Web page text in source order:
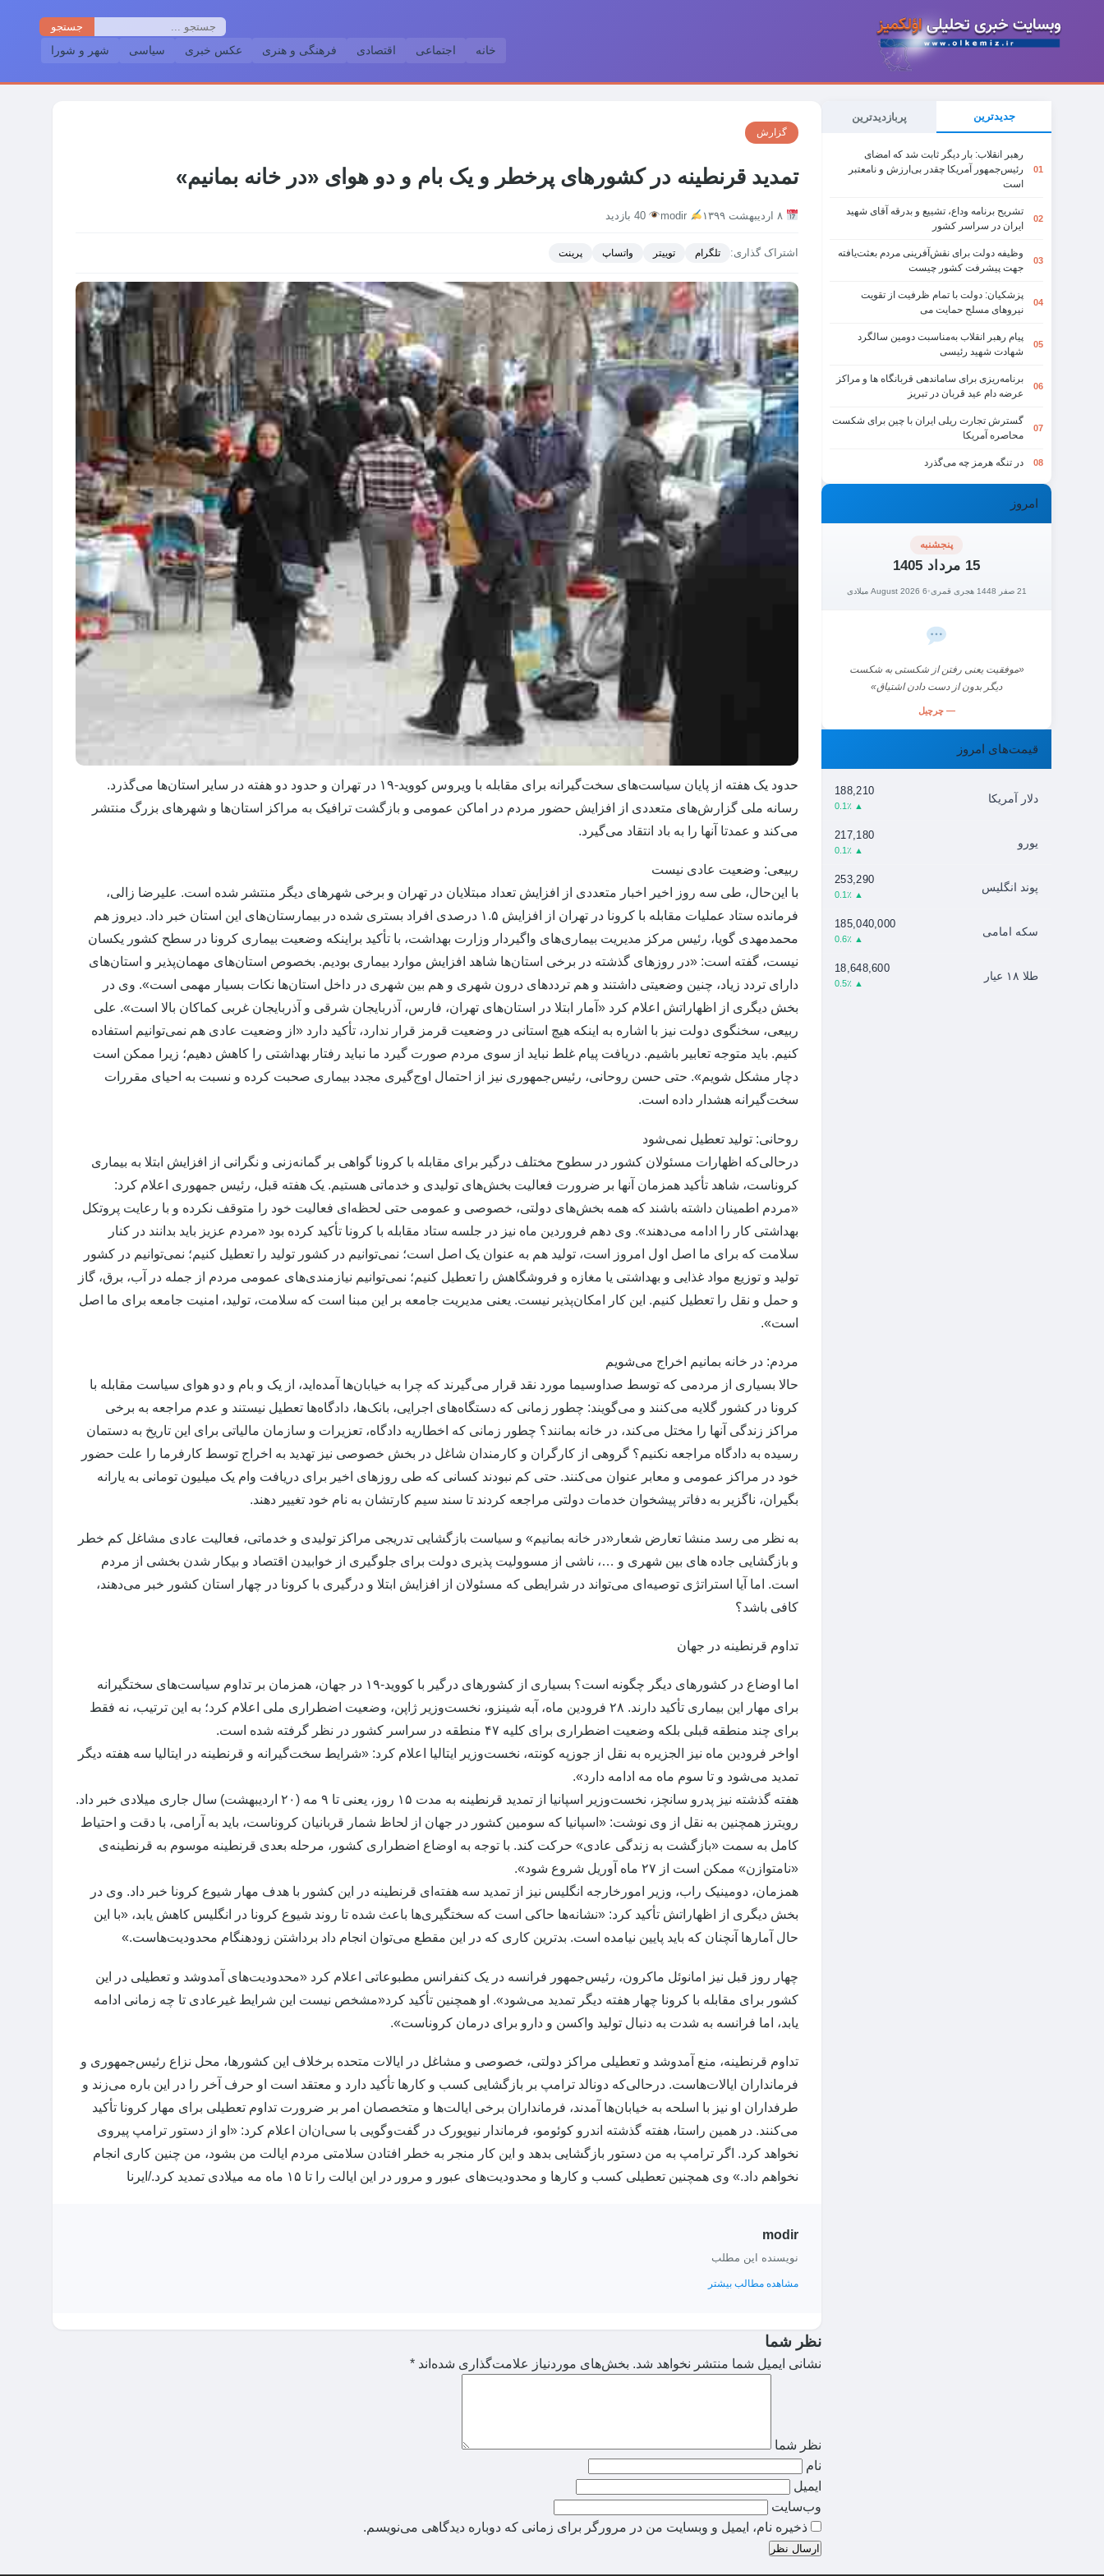
جستجو
خانه اجتماعی اقتصادی فرهنگی و هنری عکس خبری سیاسی شهر و شورا
جدیدترین پربازدیدترین
01
رهبر انقلاب: بار دیگر ثابت شد که امضای
رئیس‌جمهور آمریکا چقدر بی‌ارزش و نامعتبر
است
02
تشریح برنامه وداع، تشییع و بدرقه آقای شهید
ایران در سراسر کشور
03
وظیفه دولت برای نقش‌آفرینی مردم بعثت‌یافته
جهت پیشرفت کشور چیست
04
پزشکیان: دولت با تمام ظرفیت از تقویت
نیروهای مسلح حمایت می
05
پیام رهبر انقلاب به‌مناسبت دومین سالگرد
شهادت شهید رئیسی
06
برنامه‌ریزی برای ساماندهی قربانگاه ها و مراکز
عرضه دام عید قربان در تبریز
07
گسترش تجارت ریلی ایران با چین برای شکست
محاصره آمریکا
08 در تنگه هرمز چه می‌گذرد
امروز
پنجشنبه
15 مرداد 1405
21 صفر 1448 هجری قمری •6 August 2026 میلادی
«موفقیت یعنی رفتن از شکستی به شکست
دیگر بدون از دست دادن اشتیاق»
— چرچیل
قیمت‌های امروز
دلار آمریکا
188,210
▲ 0.1٪
یورو
217,180
▲ 0.1٪
پوند انگلیس
253,290
▲ 0.1٪
سکه امامی
185,040,000
▲ 0.6٪
طلا ۱۸ عیار
18,648,600
▲ 0.5٪
گزارش
تمدید قرنطینه در کشورهای پرخطر و یک بام و دو هوای «در خانه بمانیم»
40 بازدید
اشتراک گذاری: تلگرام توییتر واتساپ پرینت
حدود یک هفته از پایان سیاست‌های سخت‌گیرانه برای مقابله با ویروس کووید-۱۹ در تهران و حدود دو هفته در سایر استان‌ها می‌گذرد.
رسانه ملی گزارش‌های متعددی از افزایش حضور مردم در اماکن عمومی و بازگشت ترافیک به مراکز استان‌ها و شهرهای بزرگ منتشر
می‌کند و عمدتا آنها را به باد انتقاد می‌گیرد.
ربیعی: وضعیت عادی نیست
با این‌حال، طی سه روز اخیر اخبار متعددی از افزایش تعداد مبتلایان در تهران و برخی شهرهای دیگر منتشر شده است. علیرضا زالی،
فرمانده ستاد عملیات مقابله با کرونا در تهران از افزایش ۱.۵ درصدی افراد بستری شده در بیمارستان‌های این استان خبر داد. دیروز هم
محمدمهدی گویا، رئیس مرکز مدیریت بیماری‌های واگیردار وزارت بهداشت، با تأکید براینکه وضعیت بیماری کرونا در سطح کشور یکسان
نیست، گفته است: «در روزهای گذشته در برخی استان‌ها شاهد افزایش موارد بیماری بودیم. بخصوص استان‌های مهمان‌پذیر و استان‌های
دارای تردد زیاد، چنین وضعیتی داشتند و هم ترددهای درون شهری و هم بین شهری در داخل استان‌ها نکات بسیار مهمی است». وی در
بخش دیگری از اظهاراتش اعلام کرد «آمار ابتلا در استان‌های تهران، فارس، آذربایجان شرقی و آذربایجان غربی کماکان بالا است». علی
ربیعی، سخنگوی دولت نیز با اشاره به اینکه هیچ استانی در وضعیت قرمز قرار ندارد، تأکید دارد «از وضعیت عادی هم نمی‌توانیم استفاده
کنیم. باید متوجه تعابیر باشیم. دریافت پیام غلط نباید از سوی مردم صورت گیرد ما نباید رفتار بهداشتی را کاهش دهیم؛ زیرا ممکن است
دچار مشکل شویم». حتی حسن روحانی، رئیس‌جمهوری نیز از احتمال اوج‌گیری مجدد بیماری صحبت کرده و نسبت به احیای مقررات
سخت‌گیرانه هشدار داده است.
روحانی: تولید تعطیل نمی‌شود
درحالی‌که اظهارات مسئولان کشور در سطوح مختلف درگیر برای مقابله با کرونا گواهی بر گمانه‌زنی و نگرانی از افزایش ابتلا به بیماری
کروناست، شاهد تأکید همزمان آنها بر ضرورت فعالیت بخش‌های تولیدی و خدماتی هستیم. یک هفته قبل، رئیس جمهوری اعلام کرد:
«مردم اطمینان داشته باشند که همه بخش‌های دولتی، خصوصی و عمومی حتی لحظه‌ای فعالیت خود را متوقف نکرده و با رعایت پروتکل
بهداشتی کار را ادامه می‌دهند». وی دهم فروردین ماه نیز در جلسه ستاد مقابله با کرونا تأکید کرده بود «مردم عزیز باید بدانند در کنار
سلامت که برای ما اصل اول امروز است، تولید هم به عنوان یک اصل است؛ نمی‌توانیم در کشور تولید را تعطیل کنیم؛ نمی‌توانیم در کشور
تولید و توزیع مواد غذایی و بهداشتی یا مغازه و فروشگاهش را تعطیل کنیم؛ نمی‌توانیم نیازمندی‌های عمومی مردم از جمله در آب، برق، گاز
و حمل و نقل را تعطیل کنیم. این کار امکان‌پذیر نیست. یعنی مدیریت جامعه بر این مبنا است که سلامت، تولید، امنیت جامعه برای ما اصل
است».
مردم: در خانه بمانیم اخراج می‌شویم
حالا بسیاری از مردمی که توسط صداوسیما مورد نقد قرار می‌گیرند که چرا به خیابان‌ها آمده‌اید، از یک و بام و دو هوای سیاست مقابله با
کرونا در کشور گلایه می‌کنند و می‌گویند: چطور زمانی که دستگاه‌های اجرایی، بانک‌ها، دادگاه‌ها تعطیل نیستند و عدم مراجعه به برخی
مراکز زندگی آنها را مختل می‌کند، در خانه بمانند؟ چطور زمانی که اخطاریه دادگاه، تعزیرات و سازمان مالیاتی برای این تاریخ به دستمان
رسیده به دادگاه مراجعه نکنیم؟ گروهی از کارگران و کارمندان شاغل در بخش خصوصی نیز تهدید به اخراج توسط کارفرما را علت حضور
خود در مراکز عمومی و معابر عنوان می‌کنند. حتی کم نبودند کسانی که طی روزهای اخیر برای دریافت وام یک میلیون تومانی به یارانه
بگیران، ناگزیر به دفاتر پیشخوان خدمات دولتی مراجعه کردند تا سند سیم کارتشان به نام خود تغییر دهند.
به نظر می رسد منشا تعارض شعار«در خانه بمانیم» و سیاست بازگشایی تدریجی مراکز تولیدی و خدماتی، فعالیت عادی مشاغل کم خطر
و بازگشایی جاده های بین شهری و …، ناشی از مسوولیت پذیری دولت برای جلوگیری از خوابیدن اقتصاد و بیکار شدن بخشی از مردم
است. اما آیا استراتژی توصیه‌ای می‌تواند در شرایطی که مسئولان از افزایش ابتلا و درگیری با کرونا در چهار استان کشور خبر می‌دهند،
کافی باشد؟
تداوم قرنطینه در جهان
اما اوضاع در کشورهای دیگر چگونه است؟ بسیاری از کشورهای درگیر با کووید-۱۹ در جهان، همزمان بر تداوم سیاست‌های سختگیرانه
برای مهار این بیماری تأکید دارند. ۲۸ فرودین ماه، آبه شینزو، نخست‌وزیر ژاپن، وضعیت اضطراری ملی اعلام کرد؛ به این ترتیب، نه فقط
برای چند منطقه قبلی بلکه وضعیت اضطراری برای کلیه ۴۷ منطقه در سراسر کشور در نظر گرفته شده است.
اواخر فرودین ماه نیز الجزیره به نقل از جوزپه کونته، نخست‌وزیر ایتالیا اعلام کرد: «شرایط سخت‌گیرانه و قرنطینه در ایتالیا سه هفته دیگر
تمدید می‌شود و تا سوم ماه مه ادامه دارد».
هفته گذشته نیز پدرو سانچز، نخست‌وزیر اسپانیا از تمدید قرنطینه به مدت ۱۵ روز، یعنی تا ۹ مه (۲۰ اردیبهشت) سال جاری میلادی خبر داد.
رویترز همچنین به نقل از وی نوشت: «اسپانیا که سومین کشور در جهان از لحاظ شمار قربانیان کروناست، باید به آرامی، با دقت و احتیاط
کامل به سمت «بازگشت به زندگی عادی» حرکت کند. با توجه به اوضاع اضطراری کشور، مرحله‌ بعدی قرنطینه موسوم به قرنطینه‌ی
«نامتوازن» ممکن است از ۲۷ ماه آوریل شروع شود».
همزمان، دومینیک راب، وزیر امورخارجه انگلیس نیز از تمدید سه هفته‌ای قرنطینه در این کشور با هدف مهار شیوع کرونا خبر داد. وی در
بخش دیگری از اظهاراتش تأکید کرد: «نشانه‌ها حاکی است که سختگیری‌ها باعث شده تا روند شیوع کرونا در انگلیس کاهش یابد، «با این
حال آمارها آنچنان که باید پایین نیامده است. بدترین کاری که در این مقطع می‌توان انجام داد برداشتن زودهنگام محدودیت‌هاست.»
چهار روز قبل نیز امانوئل ماکرون، رئیس‌جمهور فرانسه در یک کنفرانس مطبوعاتی اعلام کرد «محدودیت‌های آمدوشد و تعطیلی در این
کشور برای مقابله با کرونا چهار هفته دیگر تمدید می‌شود». او همچنین تأکید کرد«مشخص نیست این شرایط غیرعادی تا چه زمانی ادامه
یابد، اما فرانسه به شدت به دنبال تولید واکسن و دارو برای درمان کروناست».
تداوم قرنطینه، منع آمدوشد و تعطیلی مراکز دولتی، خصوصی و مشاغل در ایالات متحده برخلاف این کشورها، محل نزاع رئیس‌جمهوری و
فرمانداران ایالات‌هاست. درحالی‌که دونالد ترامپ بر بازگشایی کسب و کارها تأکید دارد و معتقد است او حرف آخر را در این باره می‌زند و
طرفداران او نیز با اسلحه به خیابان‌ها آمدند، فرمانداران برخی ایالت‌ها و متخصصان امر بر ضرورت تداوم تعطیلی برای مهار کرونا تأکید
می‌کنند. در همین راستا، هفته گذشته اندرو کوئومو، فرماندار نیویورک در گفت‌وگویی با سی‌ان‌ان اعلام کرد: «او از دستور ترامپ پیروی
نخواهد کرد. اگر ترامپ به من دستور بازگشایی بدهد و این کار منجر به خطر افتادن سلامتی مردم ایالت من بشود، من چنین کاری انجام
نخواهم داد.» وی همچنین تعطیلی کسب و کارها و محدودیت‌های عبور و مرور در این ایالت را تا ۱۵ ماه مه میلادی تمدید کرد./ایرنا
modir
نویسنده این مطلب
مشاهده مطالب بیشتر
نظر شما
نشانی ایمیل شما منتشر نخواهد شد. بخش‌های موردنیاز علامت‌گذاری شده‌اند *
نظر شما
نام
ایمیل
وب‌سایت
ذخیره نام، ایمیل و وبسایت من در مرورگر برای زمانی که دوباره دیدگاهی می‌نویسم.
ارسال نظر